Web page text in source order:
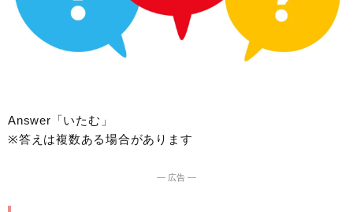
Answer「いたむ」
※答えは複数ある場合があります
― 広告 ―